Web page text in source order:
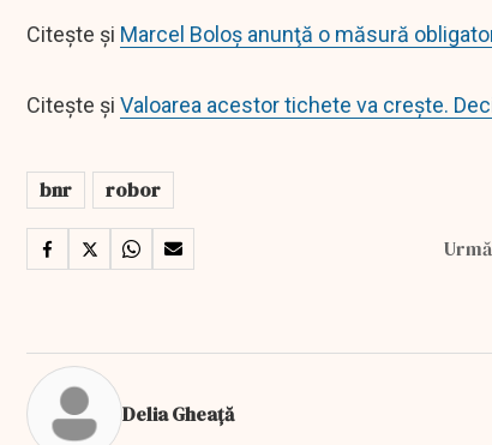
Citește și Marcel Boloş anunţă o măsură
Citește și Valoarea acestor tichete va crește.
bnr robor
Delia Gheață